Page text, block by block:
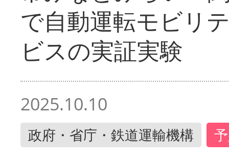
で自動運転モビリ
ビスの実証実験
2025.10.10
政府・省庁・鉄道運輸機構